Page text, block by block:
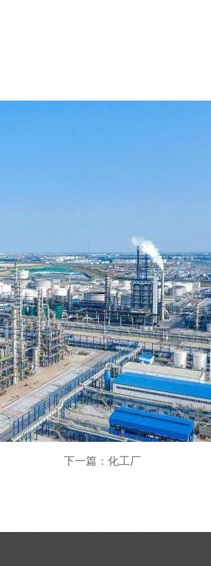
下一篇：化工厂